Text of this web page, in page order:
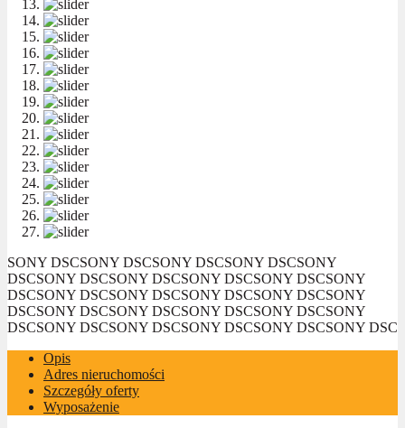
SONY DSCSONY DSCSONY DSCSONY DSCSONY
DSCSONY DSCSONY DSCSONY DSCSONY DSCSONY
DSCSONY DSCSONY DSCSONY DSCSONY DSCSONY
DSCSONY DSCSONY DSCSONY DSCSONY DSCSONY
DSCSONY DSCSONY DSCSONY DSCSONY DSCSONY DSC
Opis
Adres nieruchomości
Szczegóły oferty
Wyposażenie